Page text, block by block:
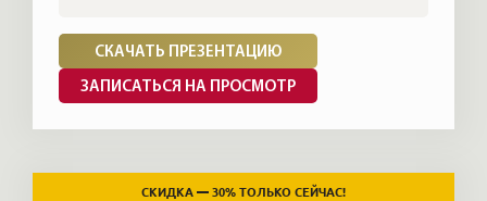
СКАЧАТЬ ПРЕЗЕНТАЦИЮ
ЗАПИСАТЬСЯ НА ПРОСМОТР
СКИДКА — 30% ТОЛЬКО СЕЙЧАС!